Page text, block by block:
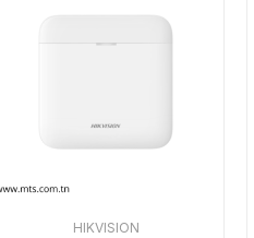
HIKVISION